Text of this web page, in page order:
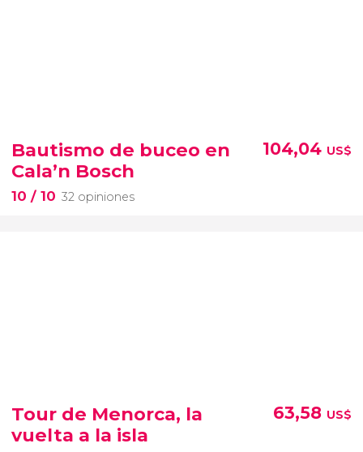
Bautismo de buceo en
Cala’n Bosch
10 / 10 32 opiniones
104,04 US$
Tour de Menorca, la
vuelta a la isla
63,58 US$